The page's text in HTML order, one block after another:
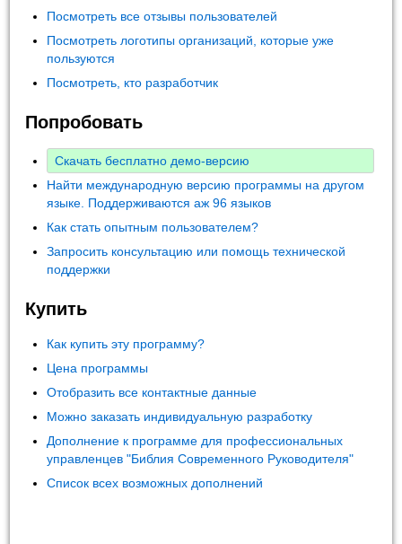
Посмотреть все отзывы пользователей
Посмотреть логотипы организаций, которые уже
пользуются
Посмотреть, кто разработчик
Попробовать
Скачать бесплатно демо-версию
Найти международную версию программы на другом
языке. Поддерживаются аж 96 языков
Как стать опытным пользователем?
Запросить консультацию или помощь технической
поддержки
Купить
Как купить эту программу?
Цена программы
Отобразить все контактные данные
Можно заказать индивидуальную разработку
Дополнение к программе для профессиональных
управленцев "Библия Современного Руководителя"
Список всех возможных дополнений